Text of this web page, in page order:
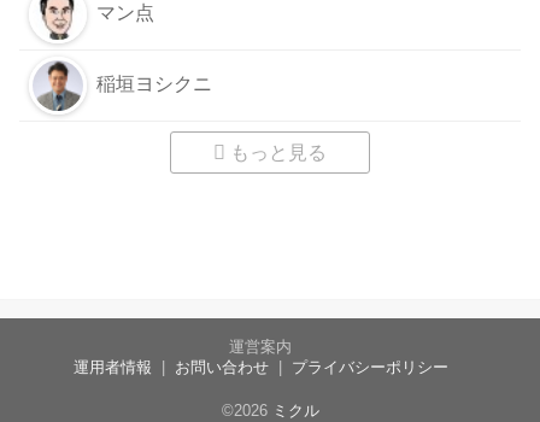
マン点
稲垣ヨシクニ
もっと見る
運営案内
運用者情報
お問い合わせ プライバシーポリシー
©2026 ミクル